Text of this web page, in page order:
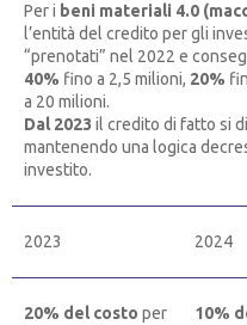
Per i beni materiali 4.0
l’entità del credito per gli
“prenotati” nel 2022 e
40% fino a 2,5 milioni, 20%
a 20 milioni.
Dal 2023 il credito di fatto si
mantenendo una logica
investito.
2023 2024
20% del costo per
10%